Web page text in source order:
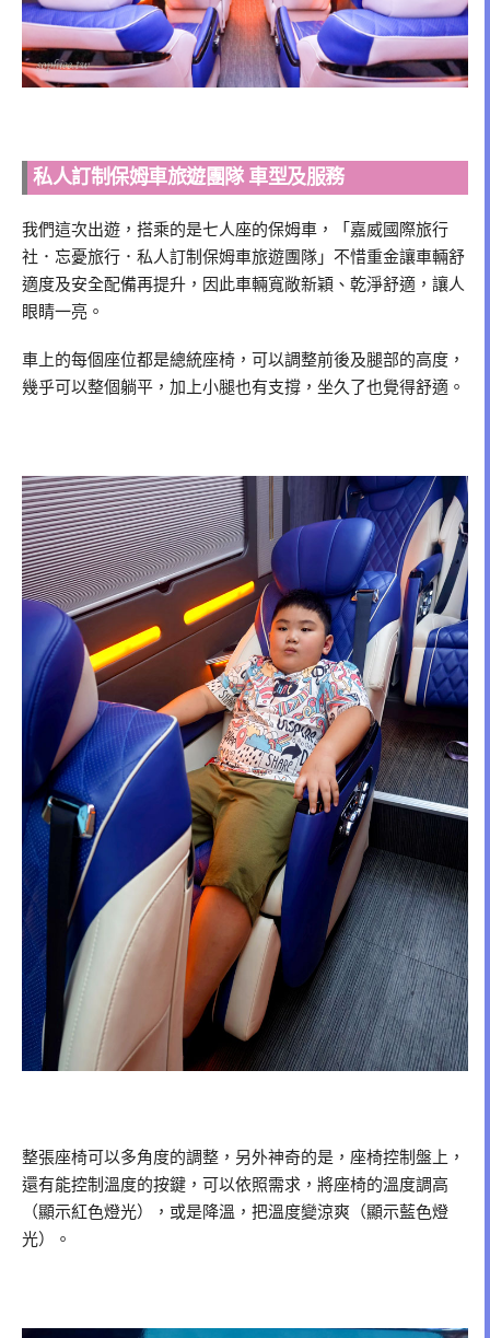
私人訂制保姆車旅遊團隊 車型及服務
我們這次出遊，搭乘的是七人座的保姆車，「嘉威國際旅行
社．忘憂旅行．私人訂制保姆車旅遊團隊」不惜重金讓車輛舒
適度及安全配備再提升，因此車輛寬敞新穎、乾淨舒適，讓人
眼睛一亮。
車上的每個座位都是總統座椅，可以調整前後及腿部的高度，
幾乎可以整個躺平，加上小腿也有支撐，坐久了也覺得舒適。
整張座椅可以多角度的調整，另外神奇的是，座椅控制盤上，
還有能控制溫度的按鍵，可以依照需求，將座椅的溫度調高
（顯示紅色燈光），或是降溫，把溫度變涼爽（顯示藍色燈
光）。